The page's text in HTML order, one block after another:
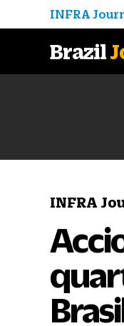
INFRA
Brazil
INFRA